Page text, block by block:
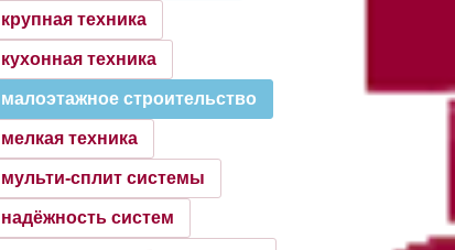
крупная техника
кухонная техника
малоэтажное строительство
мелкая техника
мульти-сплит системы
надёжность систем